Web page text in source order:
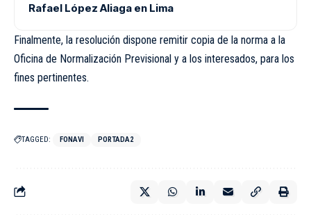
Rafael López Aliaga en Lima
Finalmente, la resolución dispone remitir copia de la norma a la
Oficina de Normalización Previsional y a los interesados, para los
fines pertinentes.
TAGGED: FONAVI PORTADA2